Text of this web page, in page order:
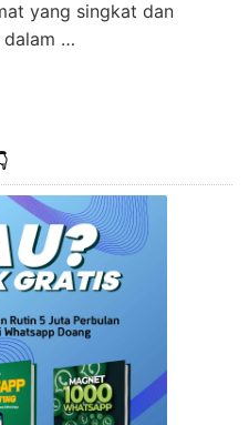
yang singkat dan
dalam …